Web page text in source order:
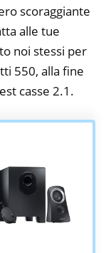
scoraggiante
alle tue
noi stessi per
550, alla fine
casse 2.1.